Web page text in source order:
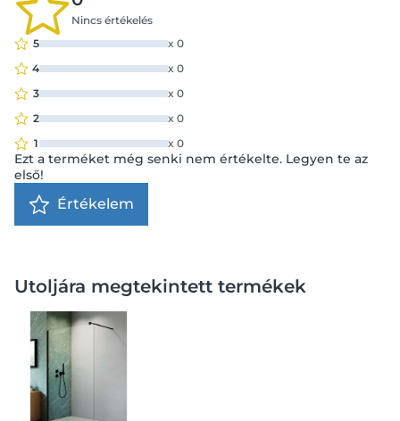
Nincs értékelés
5
x 0
4
x 0
3
x 0
2
x 0
1
x 0
Ezt a terméket még senki nem értékelte. Legyen te az
első!
Értékelem
Utoljára megtekintett termékek